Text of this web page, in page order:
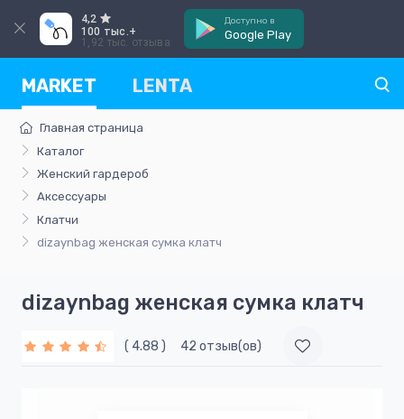
4,2
100 тыс.+
1,92 тыс. отзыва
Доступно в
Google Play
MARKET LENTA
Главная страница
Каталог
Женский гардероб
Аксессуары
Клатчи
dizaynbag женская сумка клатч
dizaynbag женская сумка клатч
( 4.88 ) 42 отзыв(ов)